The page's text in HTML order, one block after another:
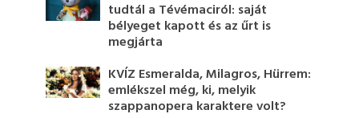
tudtál a Tévémaciról: saját
bélyeget kapott és az űrt is
megjárta
KVÍZ Esmeralda, Milagros, Hürrem:
emlékszel még, ki, melyik
szappanopera karaktere volt?